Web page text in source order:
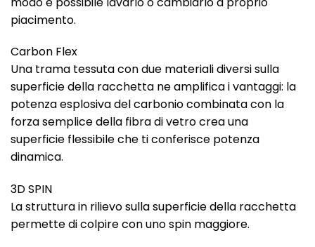
piacimento.
Carbon Flex
Una trama tessuta con due materiali diversi sulla
superficie della racchetta ne amplifica i vantaggi: la
potenza esplosiva del carbonio combinata con la
forza semplice della fibra di vetro crea una
superficie flessibile che ti conferisce potenza
dinamica.
3D SPIN
La struttura in rilievo sulla superficie della racchetta
permette di colpire con uno spin maggiore.